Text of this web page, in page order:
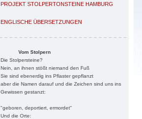
PROJEKT STOLPERTONSTEINE HAMBURG
ENGLISCHE ÜBERSETZUNGEN
Vom Stolpern
Die Stolpersteine?
Nein, an ihnen stößt niemand den Fuß
Sie sind ebenerdig ins Pflaster gepflanzt
aber die Namen darauf und die Zeichen sind uns ins
Gewissen gestanzt:
"geboren, deportiert, ermordet"
Und die Orte: